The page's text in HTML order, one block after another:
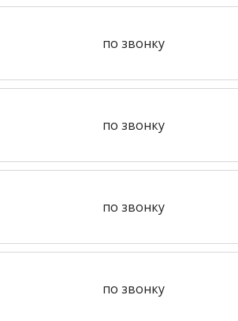
по звонку
по звонку
по звонку
по звонку